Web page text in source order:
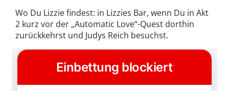
Wo Du Lizzie findest: in Lizzies Bar, wenn Du in Akt
2 kurz vor der „Automatic Love“-Quest dorthin
zurückkehrst und Judys Reich besuchst.